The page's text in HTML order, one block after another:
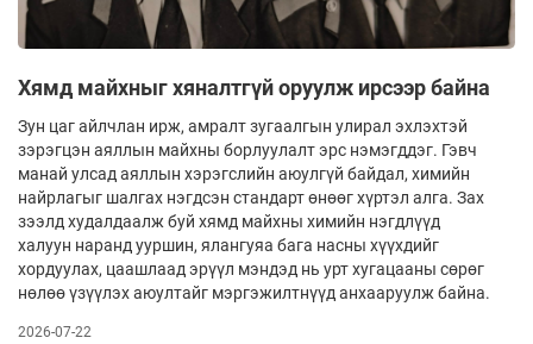
Хямд майхныг хяналтгүй оруулж ирсээр байна
Зун цаг айлчлан ирж, амралт зугаалгын улирал эхлэхтэй
зэрэгцэн аяллын майхны борлуулалт эрс нэмэгддэг. Гэвч
манай улсад аяллын хэрэгслийн аюулгүй байдал, химийн
найрлагыг шалгах нэгдсэн стандарт өнөөг хүртэл алга. Зах
зээлд худалдаалж буй хямд майхны химийн нэгдлүүд
халуун наранд ууршин, ялангуяа бага насны хүүхдийг
хордуулах, цаашлаад эрүүл мэндэд нь урт хугацааны сөрөг
нөлөө үзүүлэх аюултайг мэргэжилтнүүд анхааруулж байна.
2026-07-22